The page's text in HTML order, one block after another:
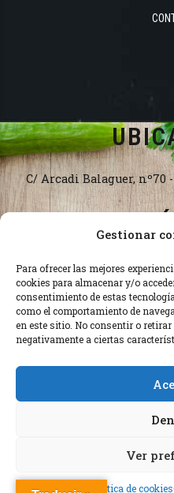
Gestionar
Para ofrecer las mejores
cookies para almacenar y/o
consentimiento de estas
como el comportamiento de
en este sitio. No consentir o
negativamente a ciertas
Ver
Política de cookies
C/ Arcadi Balaguer, nº70
© 2023 Taperia La